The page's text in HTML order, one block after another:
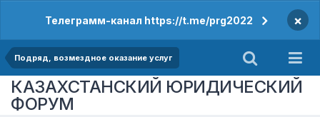
Телеграмм-канал https://t.me/prg2022 ×
Подряд, возмездное оказание услуг
КАЗАХСТАНСКИЙ ЮРИДИЧЕСКИЙ
ФОРУМ